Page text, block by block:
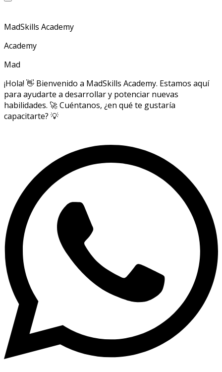
MadSkills Academy
Academy
Mad
¡Hola! 👋 Bienvenido a MadSkills Academy. Estamos aquí
para ayudarte a desarrollar y potenciar nuevas
habilidades. 🚀 Cuéntanos, ¿en qué te gustaría
capacitarte? 💡